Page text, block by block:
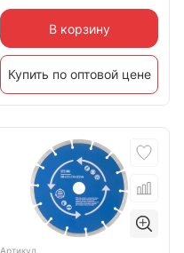
В корзину
Купить по оптовой цене
Артикул